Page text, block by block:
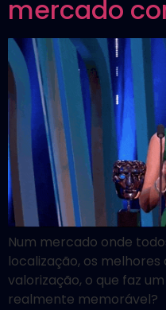
mercado
Num mercado onde
localização, os
valorização, o que faz
realmente memorável?